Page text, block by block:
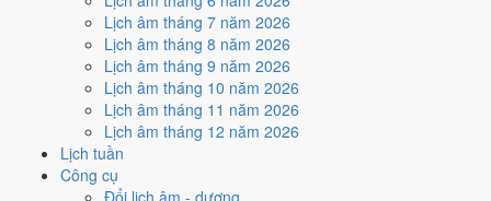
Lịch âm tháng 7 năm 2026
Lịch âm tháng 8 năm 2026
Lịch âm tháng 9 năm 2026
Lịch âm tháng 10 năm 2026
Lịch âm tháng 11 năm 2026
Lịch âm tháng 12 năm 2026
Lịch tuần
Công cụ
Đổi lịch âm - dương
Cách tính ngày tốt
Mua xe - tậu xe
Rất tốt
Mua xe - tậu xe hôm nay ởmức rất tốt (9/10)
Khai và Ngày Hoàng Đạo .
Cách tính ngày tốt
✈️
Xuất hành - đi xa
9 /10Rất tốt
Xuất hành - đi xa hôm nay ở